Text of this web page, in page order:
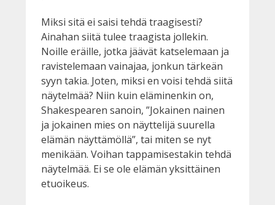
Miksi sitä ei saisi tehdä traagisesti?
Ainahan siitä tulee traagista jollekin.
Noille eräille, jotka jäävät katselemaan ja
ravistelemaan vainajaa, jonkun tärkeän
syyn takia. Joten, miksi en voisi tehdä siitä
näytelmää? Niin kuin eläminenkin on,
Shakespearen sanoin, ”Jokainen nainen
ja jokainen mies on näyttelijä suurella
elämän näyttämöllä”, tai miten se nyt
menikään. Voihan tappamisestakin tehdä
näytelmää. Ei se ole elämän yksittäinen
etuoikeus.